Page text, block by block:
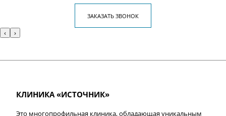
ЗАКАЗАТЬ ЗВОНОК
‹ ›
КЛИНИКА «ИСТОЧНИК»
Это многопрофильная клиника, обладающая уникальным